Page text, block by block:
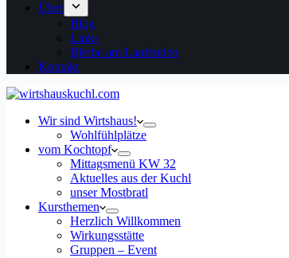
Über
Blog
Links
Bleibe am Laufenden
Kontakt
Wir sind Wirtshaus!
Wohlfühlplätze
vom Kochtopf
Mittagsmenü KW 32
Aktuelles aus der Kuchl
unser Mostbratl
Kursthemen
Herzlich Willkommen
Wirkungsstätte
Gruppen – Event